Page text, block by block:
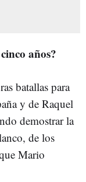
años?
batallas para
y de Raquel
demostrar la
de los
Mario